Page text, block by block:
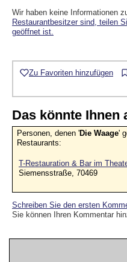
Wir haben keine Informationen
Restaurantbesitzer sind, teilen
geöffnet ist.
Zu Favoriten hinzufügen
Das könnte Ihnen
Personen, denen 'Die Waage'
Restaurants:
T-Restauration & Bar im
Siemensstraße, 70469
Schreiben Sie den ersten
Sie können Ihren Kommentar